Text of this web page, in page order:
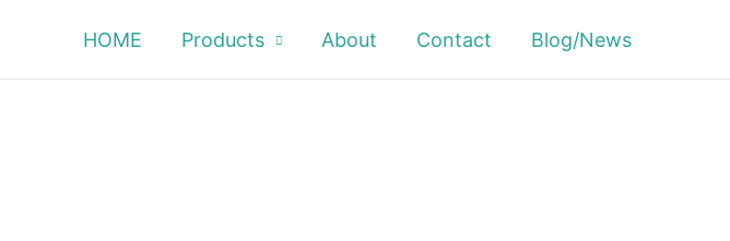
HOME Products About Contact Blog/News